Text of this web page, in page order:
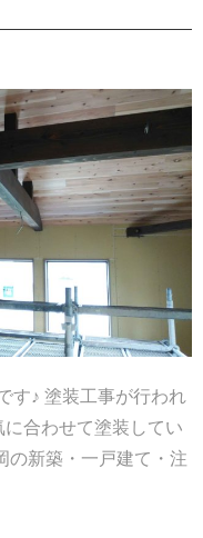
す♪ 塗装工事が行われ
合わせて塗装してい
新築・一戸建て・注